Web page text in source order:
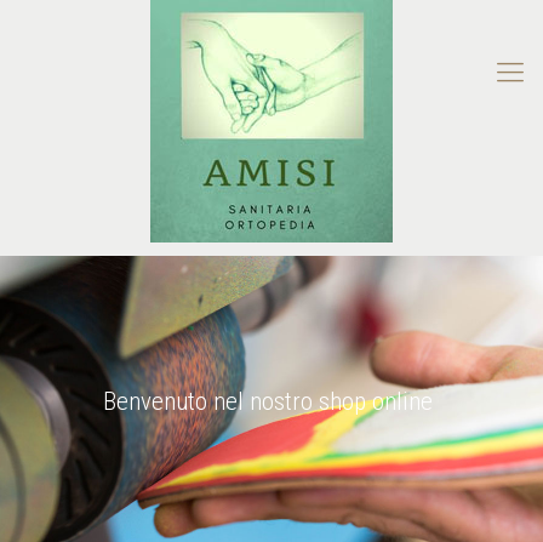
Benvenuto nel nostro shop online